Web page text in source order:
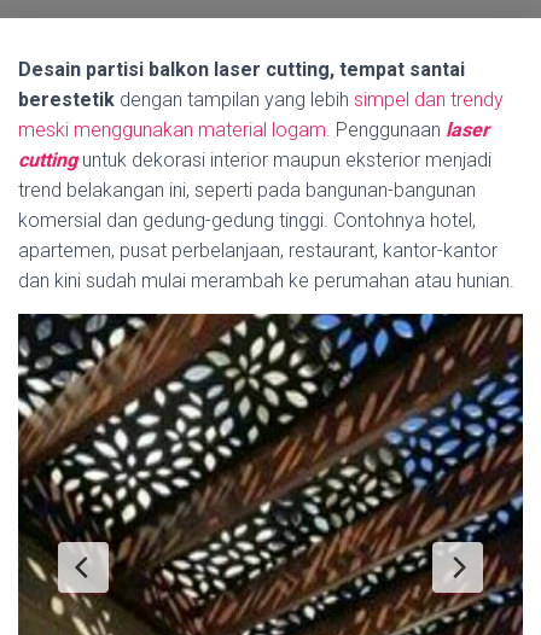
Desain partisi balkon laser cutting, tempat santai
berestetik dengan tampilan yang lebih simpel dan trendy
meski menggunakan material logam. Penggunaan laser
cuttinguntuk dekorasi interior maupun eksterior menjadi
trend belakangan ini, seperti pada bangunan-bangunan
komersial dan gedung-gedung tinggi. Contohnya hotel,
apartemen, pusat perbelanjaan, restaurant, kantor-kantor
dan kini sudah mulai merambah ke perumahan atau hunian.